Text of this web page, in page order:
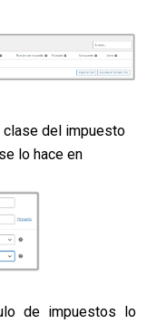
clase del impuesto
lo hace en
de impuestos lo